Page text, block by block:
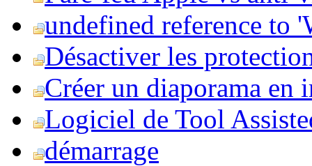
undefined reference to
Désactiver les
Créer un diaporama en
Logiciel de Tool
démarrage